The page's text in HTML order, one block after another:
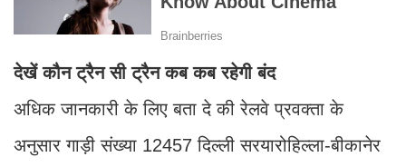
देखें कौन ट्रैन सी ट्रैन कब कब रहेगी बंद
अधिक जानकारी के लिए बता दे की रेलवे प्रवक्ता के
अनुसार गाड़ी संख्या 12457 दिल्ली सरयारोहिल्ला-बीकानेर